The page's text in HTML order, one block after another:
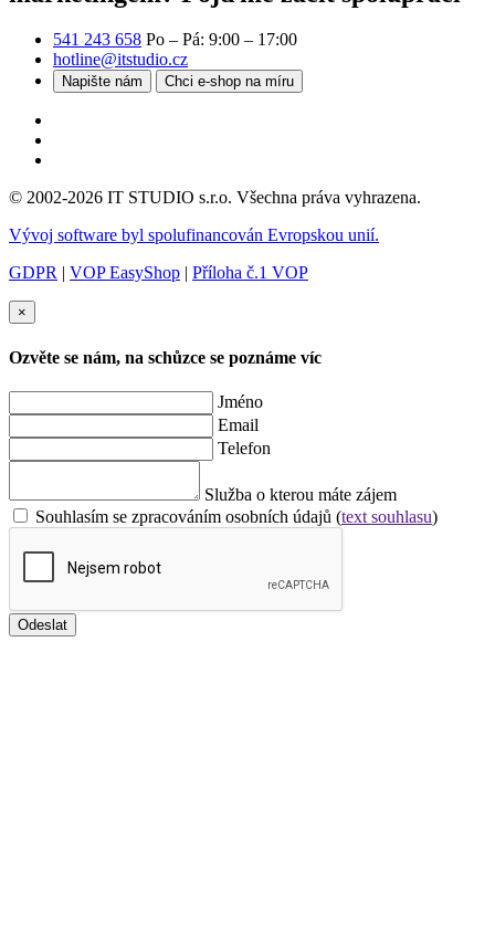
541 243 658 Po – Pá: 9:00 – 17:00
hotline@itstudio.cz
Napište nám Chci e-shop na míru
© 2002-2026 IT STUDIO s.r.o. Všechna práva vyhrazena.
Vývoj software byl spolufinancován Evropskou unií.
GDPR | VOP EasyShop | Příloha č.1 VOP
×
Ozvěte se nám, na schůzce se poznáme víc
Jméno
Email
Telefon
Služba o kterou máte zájem
Souhlasím se zpracováním osobních údajů (text souhlasu)
Odeslat